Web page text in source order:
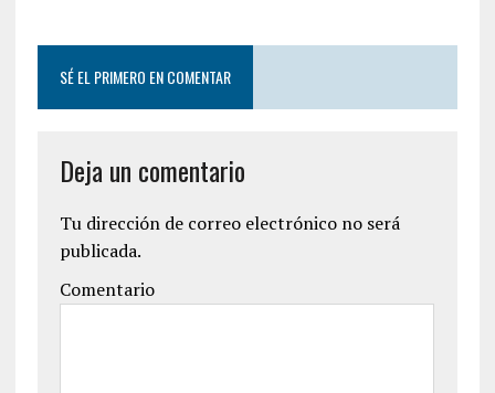
SÉ EL PRIMERO EN COMENTAR
Deja un comentario
Tu dirección de correo electrónico no será
publicada.
Comentario